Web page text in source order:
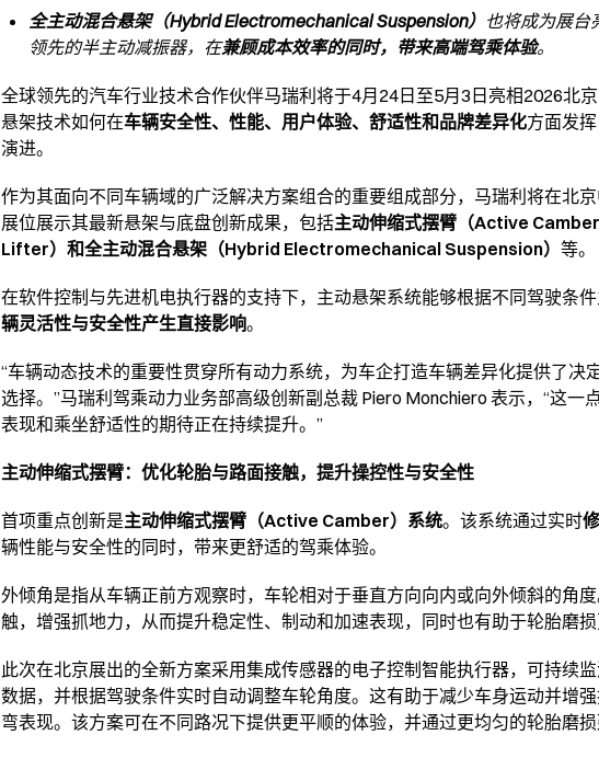
全主动混合悬架（Hybrid Electromechanical Suspension） 也将成为展台
领先的半主动减振器，在兼顾成本效率的同时，带来高端驾乘体验。
全球领先的汽车行业技术合作伙伴马瑞利将于4月24日至5月3日亮相2026北
悬架技术如何在车辆安全性、性能、用户体验、舒适性和品牌差异化方面发
演进。
作为其面向不同车辆域的广泛解决方案组合的重要组成部分，马瑞利将在北
展位展示其最新悬架与底盘创新成果，包括主动伸缩式摆臂（Active
Lifter）和全主动混合悬架（Hybrid Electromechanical Suspension） 等。
在软件控制与先进机电执行器的支持下，主动悬架系统能够根据不同驾驶条件
辆灵活性与安全性产生直接影响。
“车辆动态技术的重要性贯穿所有动力系统，为车企打造车辆差异化提供了
选择。”马瑞利驾乘动力业务部高级创新副总裁 Piero Monchiero 表示，“这
表现和乘坐舒适性的期待正在持续提升。”
主动伸缩式摆臂：优化轮胎与路面接触，提升操控性与安全性
首项重点创新是主动伸缩式摆臂（Active Camber）系统。该系统通过实时
辆性能与安全性的同时，带来更舒适的驾乘体验。
外倾角是指从车辆正前方观察时，车轮相对于垂直方向向内或向外倾斜的角
触，增强抓地力，从而提升稳定性、制动和加速表现，同时也有助于轮胎磨损
此次在北京展出的全新方案采用集成传感器的电子控制智能执行器，可持续
数据，并根据驾驶条件实时自动调整车轮角度。这有助于减少车身运动并增
弯表现。该方案可在不同路况下提供更平顺的体验，并通过更均匀的轮胎磨损